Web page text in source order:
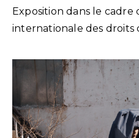
Exposition dans le cadre
internationale des droits